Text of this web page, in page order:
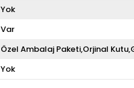
Yok
Var
Özel Ambalaj Paketi,Orjinal
Yok